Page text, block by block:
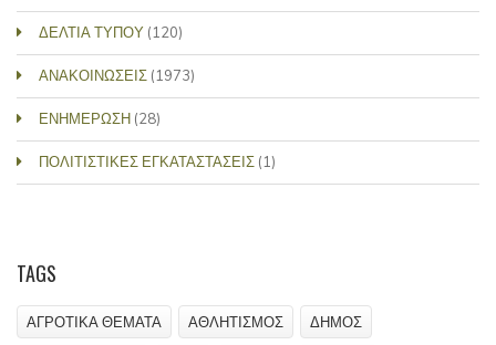
ΔΕΛΤΙΑ ΤΥΠΟΥ (120)
ΑΝΑΚΟΙΝΩΣΕΙΣ (1973)
ΕΝΗΜΕΡΩΣΗ (28)
ΠΟΛΙΤΙΣΤΙΚΕΣ ΕΓΚΑΤΑΣΤΑΣΕΙΣ (1)
TAGS
ΑΓΡΟΤΙΚΑ ΘΕΜΑΤΑ ΑΘΛΗΤΙΣΜΟΣ ΔΗΜΟΣ